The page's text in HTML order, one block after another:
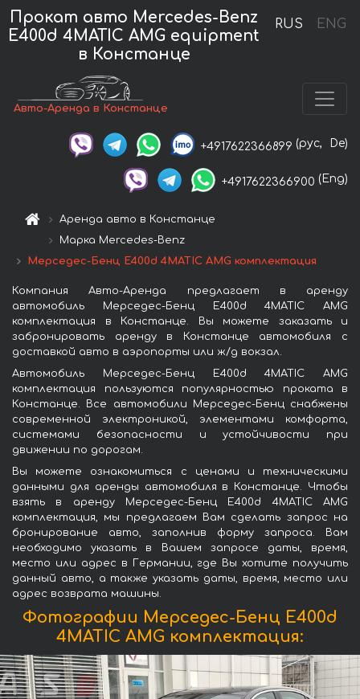
RUS ENG
Прокат авто Mercedes-Benz
E400d 4MATIC AMG equipment
в Констанце
Авто-Аренда в Констанце
+4917622366899 (рус, De)
+4917622366900 (Eng)
Аренда авто в Констанце
Марка Mercedes-Benz
Мерседес-Бенц E400d 4MATIC AMG комплектация
Компания Авто-Аренда предлагает в аренду
автомобиль Мерседес-Бенц E400d 4MATIC AMG
комплектация в Констанце. Вы можете заказать и
забронировать аренду в Констанце автомобиля с
доставкой авто в аэропорты или ж/д вокзал.
Автомобиль Мерседес-Бенц E400d 4MATIC AMG
комплектация пользуются популярностью проката в
Констанце. Все автомобили Мерседес-Бенц снабжены
современной электроникой, элементами комфорта,
системами безопасности и устойчивости при
движении по дорогам.
Вы можете ознакомиться с ценами и техническими
данными для аренды автомобиля в Констанце. Чтобы
взять в аренду Мерседес-Бенц E400d 4MATIC AMG
комплектация, мы предлагаем Вам сделать запрос на
бронирование авто, заполнив форму запроса. Вам
необходимо указать в Вашем запросе даты, время,
место или адрес в Германии, где Вы хотите получить
данный авто, а также указать даты, время, место или
адрес возврата машины.
Фотографии Мерседес-Бенц E400d
4MATIC AMG комплектация: